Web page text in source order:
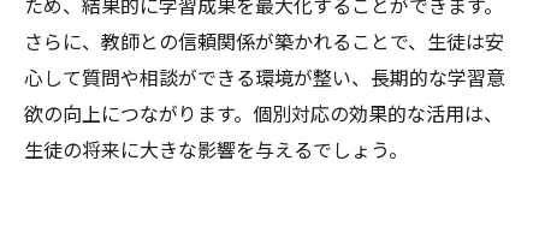
ため、結果的に学習成果を最大化することができます。
さらに、教師との信頼関係が築かれることで、生徒は安
心して質問や相談ができる環境が整い、長期的な学習意
欲の向上につながります。個別対応の効果的な活用は、
生徒の将来に大きな影響を与えるでしょう。